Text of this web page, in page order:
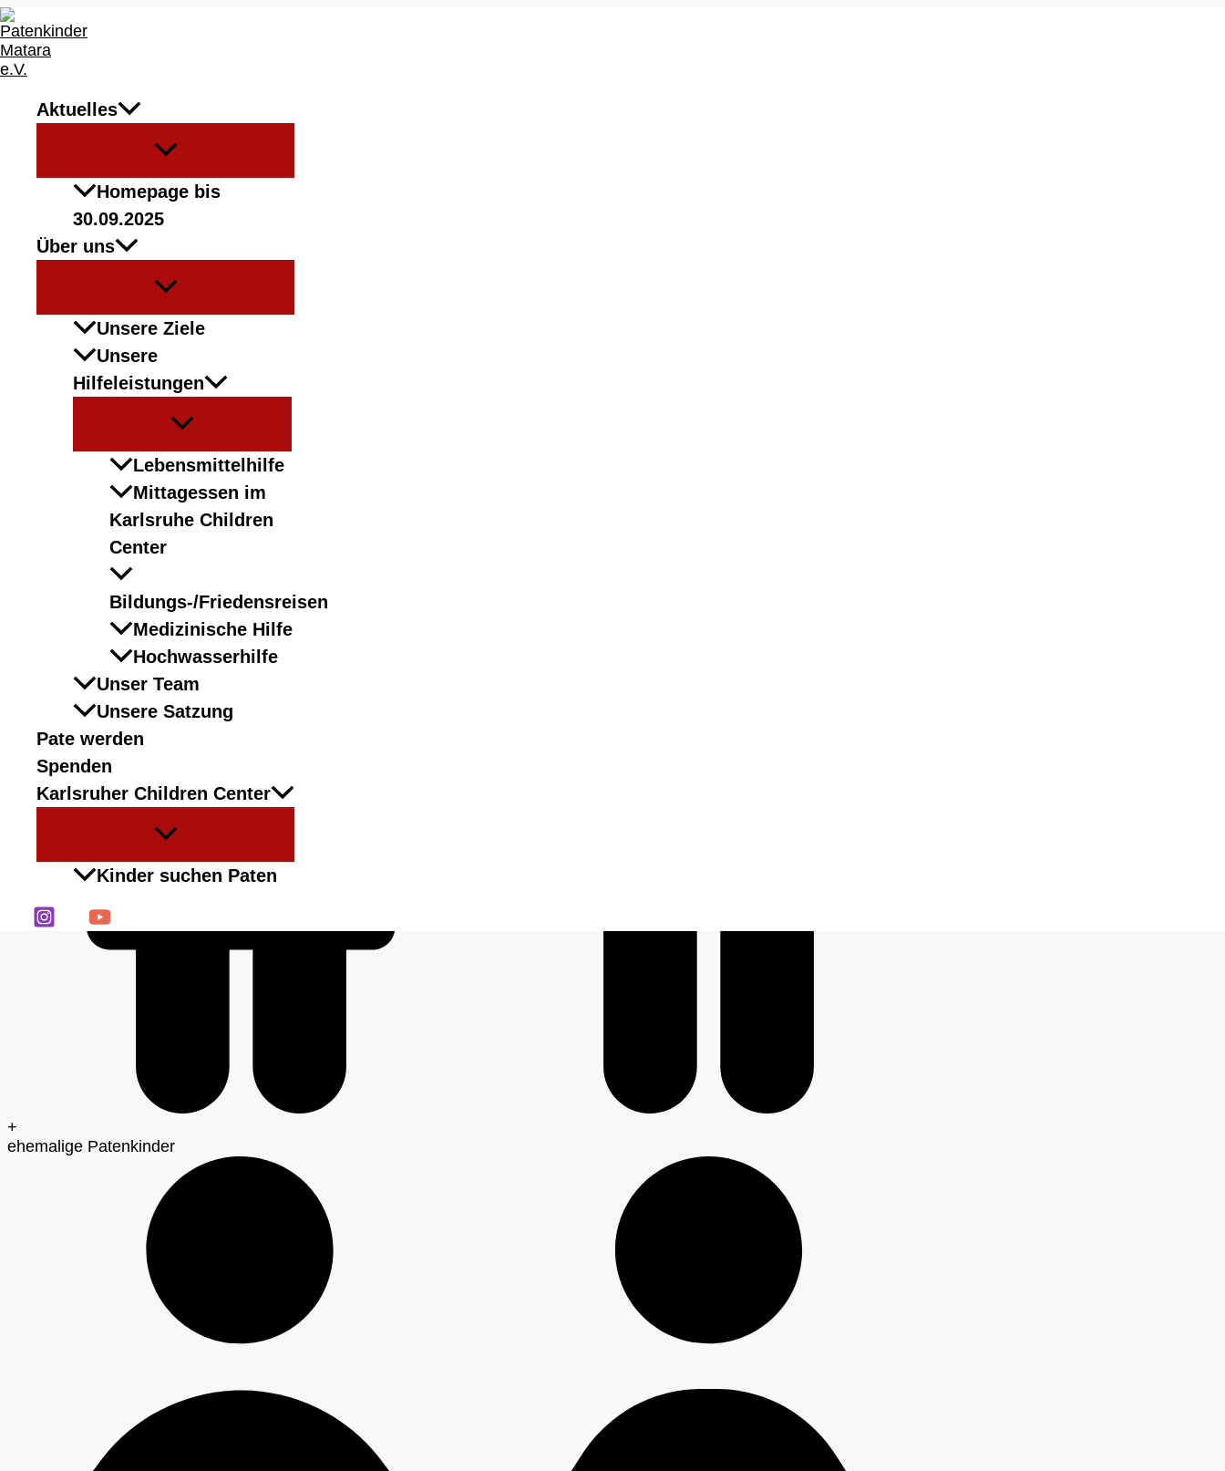
Zum
Inhalt
springen
Aktuelles
Menü
Homepage bis
30.09.2025
Über uns
Menü
Unsere Ziele
Unsere
Hilfeleistungen
Menü
Lebensmittelhilfe
Mittagessen im
Karlsruhe Children
Center
Bildungs-/Friedensreisen
Medizinische Hilfe
Hochwasserhilfe
Unser Team
Unsere Satzung
Pate werden
Spenden
Karlsruher Children Center
Menü
Kinder suchen Paten
Patenkinder Matara e.V.
Verein zur Unterstützung hilfsbedürftiger Kinder in Sri Lanka – Provinz Matara
Pate werden
+
ehemalige Patenkinder